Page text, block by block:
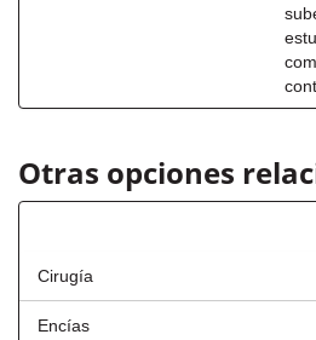
Otras opciones
Cirugía
Encías